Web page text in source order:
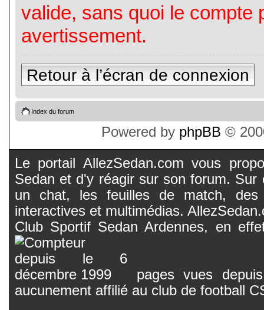
valide, sans quoi le compte
avertissement.
Retour à l’écran de connexion
Index du forum
Powered by phpBB ©
Le portail AllezSedan.com vous
Sedan et d'y réagir sur son forum.
un chat, les feuilles de match, des
interactives et multimédias.
Club Sportif Sedan Ardennes, en
pages vues
aucunement affilié au club de football